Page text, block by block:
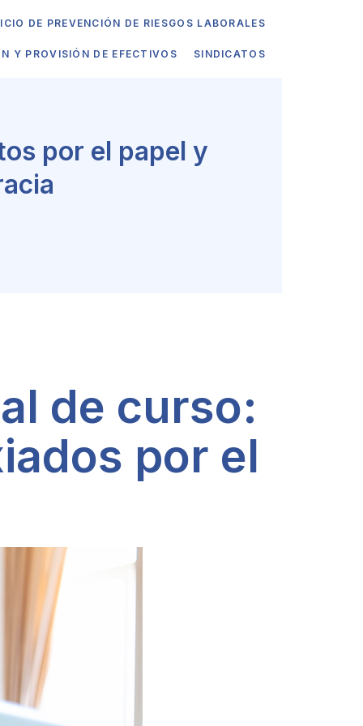
DE PREVENCIÓN DE RIESGOS LABORALES
Y PROVISIÓN DE EFECTIVOS SINDICATOS
por el papel y
de curso:
por el